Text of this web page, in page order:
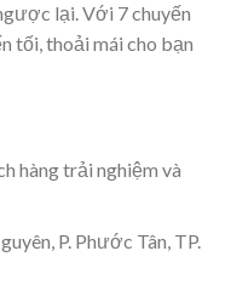
lại. Với 7 chuyến
tối, thoải mái cho bạn
hàng trải nghiệm và
P. Phước Tân, TP.